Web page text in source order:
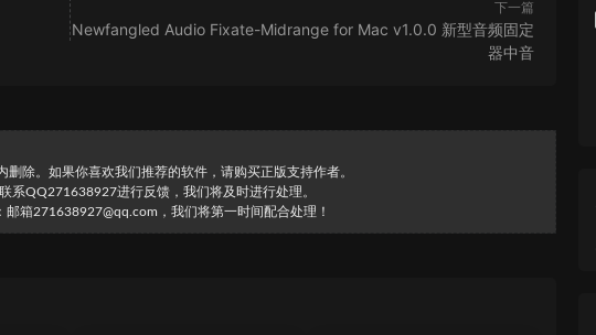
下一篇
Newfangled Audio Fixate-Midrange for Mac v1.0.0 新型音频固定
器中音
除。如果你喜欢我们推荐的软件，请购买正版支持作者。
系QQ271638927进行反馈，我们将及时进行处理。
箱271638927@qq.com，我们将第一时间配合处理！